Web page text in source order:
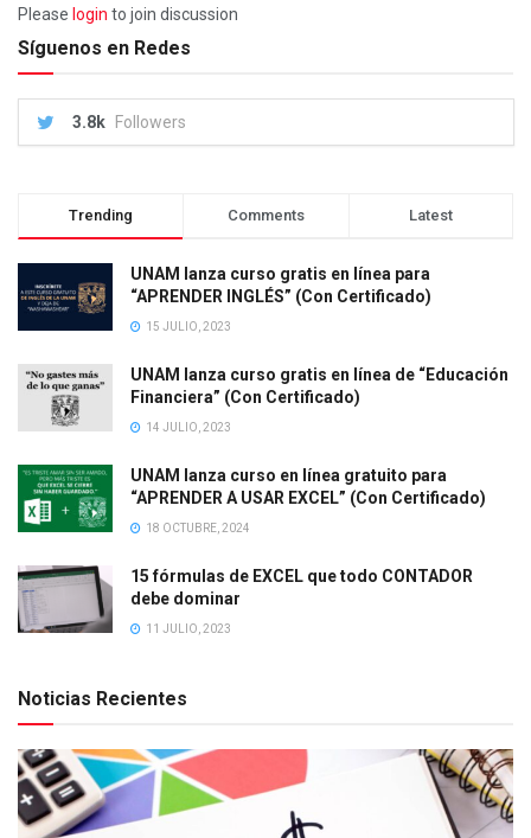
Please login to join discussion
Síguenos en Redes
3.8k Followers
Trending Comments Latest
UNAM lanza curso gratis en línea para
“APRENDER INGLÉS” (Con Certificado)
15 JULIO, 2023
UNAM lanza curso gratis en línea de “Educación
Financiera” (Con Certificado)
14 JULIO, 2023
UNAM lanza curso en línea gratuito para
“APRENDER A USAR EXCEL” (Con Certificado)
18 OCTUBRE, 2024
15 fórmulas de EXCEL que todo CONTADOR
debe dominar
11 JULIO, 2023
Noticias Recientes